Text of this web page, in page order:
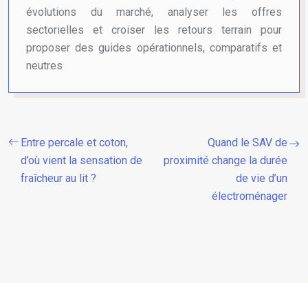
évolutions du marché, analyser les offres
sectorielles et croiser les retours terrain pour
proposer des guides opérationnels, comparatifs et
neutres
Entre percale et coton,
d’où vient la sensation de
fraîcheur au lit ?
Quand le SAV de
proximité change la durée
de vie d’un
électroménager